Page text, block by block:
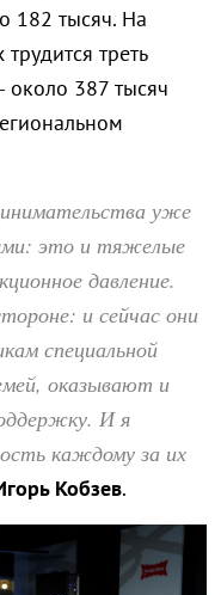
182 тысяч. На
треть
387 тысяч
уже
это и тяжелые
давление.
и сейчас они
специальной
оказывают и
И я
каждому за их
Кобзев.